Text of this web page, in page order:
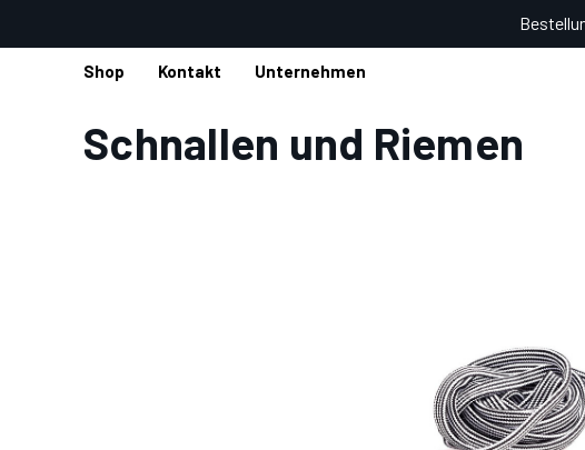
Shop Kontakt Unternehmen
Schnallen und Riemen